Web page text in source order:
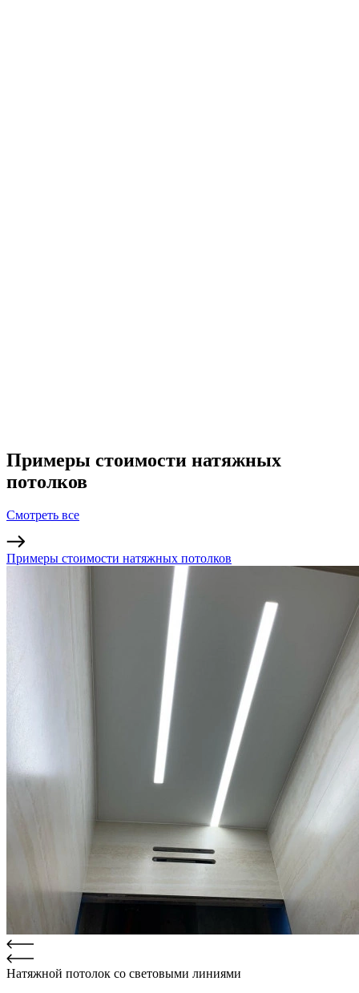
Примеры стоимости натяжных
потолков
Смотреть все
Примеры стоимости натяжных потолков
Натяжной потолок со световыми линиями